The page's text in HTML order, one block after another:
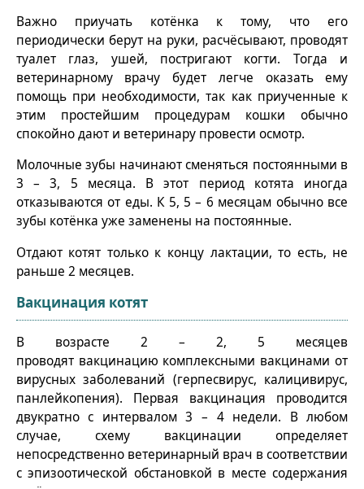
Важно приучать котёнка к тому, что его
периодически берут на руки, расчёсывают, проводят
туалет глаз, ушей, постригают когти. Тогда и
ветеринарному врачу будет легче оказать ему
помощь при необходимости, так как приученные к
этим простейшим процедурам кошки обычно
спокойно дают и ветеринару провести осмотр.
Молочные зубы начинают сменяться постоянными в
3 – 3, 5 месяца. В этот период котята иногда
отказываются от еды. К 5, 5 – 6 месяцам обычно все
зубы котёнка уже заменены на постоянные.
Отдают котят только к концу лактации, то есть, не
раньше 2 месяцев.
Вакцинация котят
В возрасте 2 – 2, 5 месяцев
проводят вакцинацию комплексными вакцинами от
вирусных заболеваний (герпесвирус, калицивирус,
панлейкопения). Первая вакцинация проводится
двукратно с интервалом 3 – 4 недели. В любом
случае, схему вакцинации определяет
непосредственно ветеринарный врач в соответствии
с эпизоотической обстановкой в месте содержания